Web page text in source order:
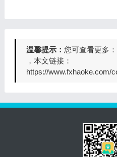
温馨提示： 您可查看更多：
，本文链接：
https://www.fxhaoke.com/